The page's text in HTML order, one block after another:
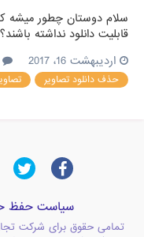
سلام دوستان چطور میشه
قابلیت دانلود نداشته باشند؟
اردیبهشت 16، 2017
حذف دانلود تصاویر
سیاست حفظ
تمامی حقوق برای شرکت